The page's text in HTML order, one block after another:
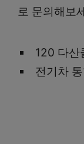
로 문의해보
120 다
전기차